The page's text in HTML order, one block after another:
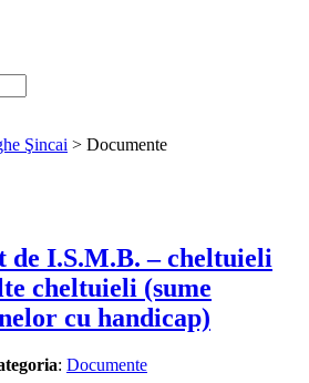
Şincai > Documente
de I.S.M.B. – cheltuieli
cheltuieli (sume
cu handicap)
: Documente